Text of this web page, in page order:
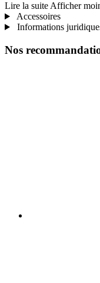
Lire la suite Afficher
Accessoires
Informations
Nos